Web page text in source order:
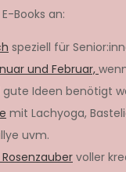
Books an:
speziell für
und Februar,
Ideen benötigt
mit Lachyoga,
uvm.
voller